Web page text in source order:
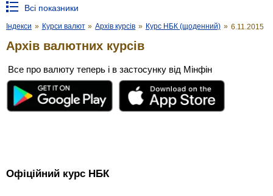
Всі показники
Індекси » Курси валют » Архів курсів » Курс НБК (щоденний) » 6.11.2015
Архів валютних курсів
Все про валюту теперь і в застосунку від Мінфін
Офіційний курс НБК